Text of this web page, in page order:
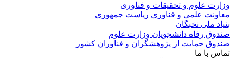
علوم و تحقیقات و فناوری
علمی و فناوری ریاست جمهوری
ملی نخبگان
رفاه دانشجویان وزارت علوم
حمایت از پژوهشگران و فناوران کشور
با ما